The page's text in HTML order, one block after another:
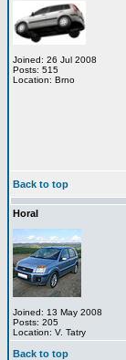
Joined: 26 Jul 2008
Posts: 515
Location: Brno
Back to top
Horal
Joined: 13 May 2008
Posts: 205
Location: V. Tatry
Back to top